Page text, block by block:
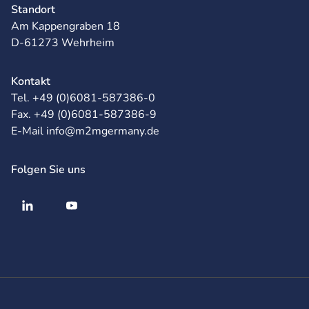
Standort
Am Kappengraben 18
D-61273 Wehrheim
Kontakt
Tel. +49 (0)6081-587386-0
Fax. +49 (0)6081-587386-9
E-Mail info@m2mgermany.de
Folgen Sie uns